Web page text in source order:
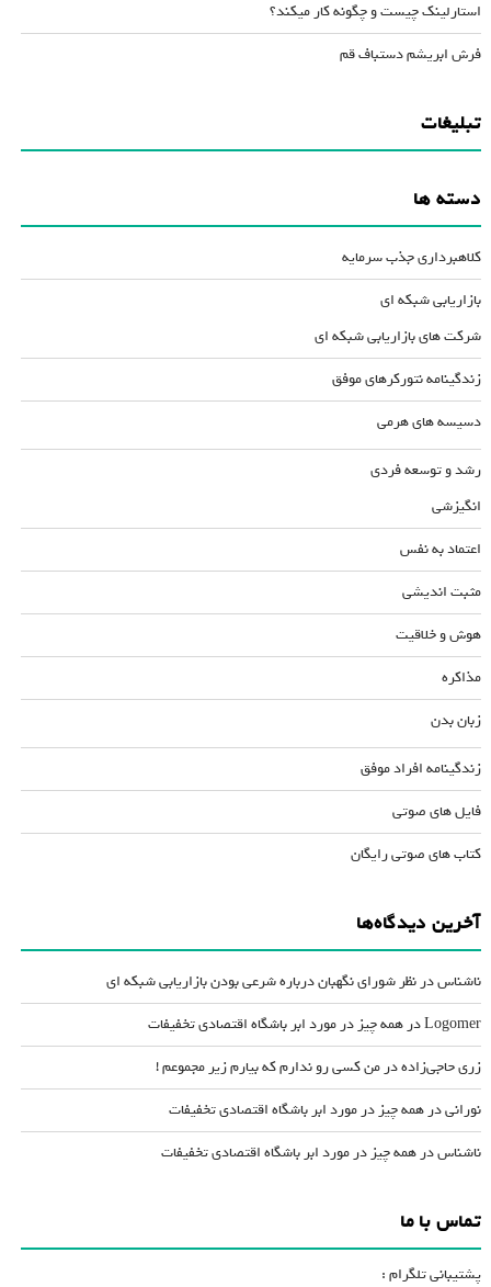
استارلینک چیست و چگونه کار میکند؟
فرش ابریشم دستباف قم
تبلیغات
دسته ها
کلاهبرداری جذب سرمایه
بازاریابی شبکه ای
شرکت های بازاریابی شبکه ای
زندگینامه نتورکرهای موفق
دسیسه های هرمی
رشد و توسعه فردی
انگیزشی
اعتماد به نفس
مثبت اندیشی
هوش و خلاقیت
مذاکره
زبان بدن
زندگینامه افراد موفق
فایل های صوتی
کتاب های صوتی رایگان
آخرین دیدگاه‌ها
ناشناسدرنظر شورای نگهبان درباره شرعی بودن بازاریابی شبکه ای
Logomerدرهمه چیز در مورد ابر باشگاه اقتصادی تخفیفات
زری حاجی‌زادهدرمن کسی رو ندارم که بیارم زیر مجموعم !
نورانیدرهمه چیز در مورد ابر باشگاه اقتصادی تخفیفات
ناشناسدرهمه چیز در مورد ابر باشگاه اقتصادی تخفیفات
تماس با ما
پشتیبانی تلگرام :